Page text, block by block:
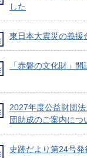
した
東日本大震災の義援
「赤磐の文化財」
2027年度公益財団
団助成のご案内につ
史跡だより第24号